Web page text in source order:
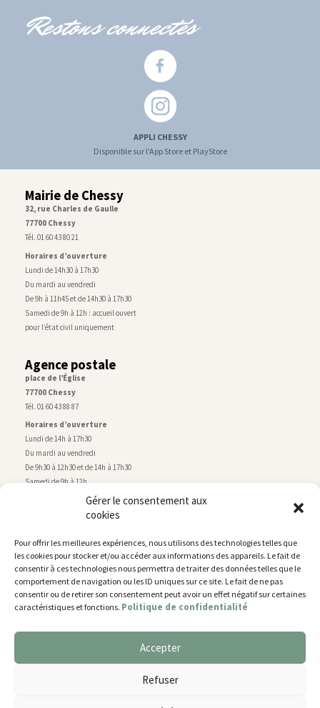
Gérer le consentement aux
cookies
Pour offrir les meilleures expériences, nous utilisons des technologies telles que
les cookies pour stocker et/ou accéder aux informations des appareils. Le fait de
consentir à ces technologies nous permettra de traiter des données telles que le
comportement de navigation ou les ID uniques sur ce site. Le fait de ne pas
consentir ou de retirer son consentement peut avoir un effet négatif sur certaines
caractéristiques et fonctions. Politique de confidentialité
Accepter
Refuser
Restons connectés
APPLI CHESSY
Disponible sur l'App Store et PlayStore
Mairie de Chessy
32, rue Charles de Gaulle
77700 Chessy
Tél. 01 60 43 80 21
Horaires d’ouverture
Lundi de 14h30 à 17h30
Du mardi au vendredi
De 9h à 11h45 et de 14h30 à 17h30
Samedi de 9h à 12h : accueil ouvert
pour l’état civil uniquement
Agence postale
place de l’Église
77700 Chessy
Tél. 01 60 43 88 87
Horaires d’ouverture
Lundi de 14h à 17h30
Du mardi au vendredi
De 9h30 à 12h30 et de 14h à 17h30
Samedi de 9h à 12h
Service technique
rue de Montry–77700 Chessy
Tél. 01 60 43 52 63
Horaires d’ouverture
Lundi, mardi et jeudi
De 9h à 11h45 et de 14h30 à 17h30
Nous utilisons des cookies pour vous offrir la meilleure
You can find out more about which cookies we are using or